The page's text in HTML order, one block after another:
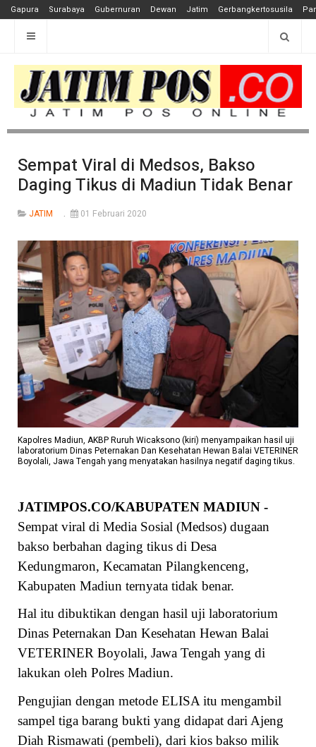
Gapura Surabaya Gubernuran Dewan Jatim Gerbangkertosusila
Sempat Viral di Medsos, Bakso
Daging Tikus di Madiun Tidak Benar
JATIM 01 Februari 2020
Kapolres Madiun, AKBP Ruruh Wicaksono (kiri) menyampaikan hasil uji
laboratorium Dinas Peternakan Dan Kesehatan Hewan Balai VETERINER
Boyolali, Jawa Tengah yang menyatakan hasilnya negatif daging tikus.
JATIMPOS.CO/KABUPATEN MADIUN -
Sempat viral di Media Sosial (Medsos) dugaan
bakso berbahan daging tikus di Desa
Kedungmaron, Kecamatan Pilangkenceng,
Kabupaten Madiun ternyata tidak benar.
Hal itu dibuktikan dengan hasil uji laboratorium
Dinas Peternakan Dan Kesehatan Hewan Balai
VETERINER Boyolali, Jawa Tengah yang di
lakukan oleh Polres Madiun.
Pengujian dengan metode ELISA itu mengambil
sampel tiga barang bukti yang didapat dari Ajeng
Diah Rismawati (pembeli), dari kios bakso milik